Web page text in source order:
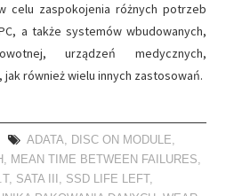
celu zaspokojenia różnych potrzeb
a także systemów wbudowanych,
urządzeń medycznych,
również wielu innych zastosowań.
ADATA, DISC ON MODULE,
, MEAN TIME BETWEEN FAILURES,
, SATA III , SSD LIFE LEFT ,